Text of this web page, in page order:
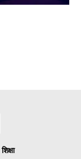
शिक्षा